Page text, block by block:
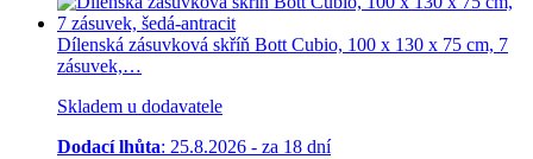
Dílenská zásuvková skříň Bott Cubio, 100 x 130 x 75 cm, 7
zásuvek,…
Skladem u dodavatele
Dodací lhůta: 25.8.2026 - za 18 dní